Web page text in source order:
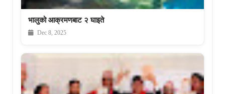
भालुको आक्रमणबाट २ घाइते
Dec 8, 2025